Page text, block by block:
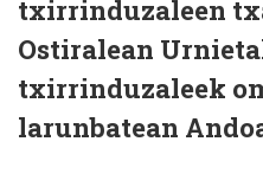
txirrinduzaleen
Ostiralean
txirrinduzaleek
larunbatean